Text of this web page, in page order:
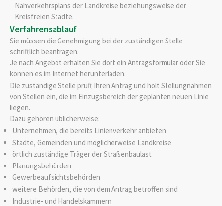
Nahverkehrsplans der Landkreise beziehungsweise der
Kreisfreien Städte.
Verfahrensablauf
Sie müssen die Genehmigung bei der zuständigen Stelle
schriftlich beantragen.
Je nach Angebot erhalten Sie dort ein Antragsformular oder Sie
können es im Internet herunterladen.
Die zuständige Stelle prüft Ihren Antrag und holt Stellungnahmen
von Stellen ein, die im Einzugsbereich der geplanten neuen Linie
liegen.
Dazu gehören üblicherweise:
Unternehmen, die bereits Linienverkehr anbieten
Städte, Gemeinden und möglicherweise Landkreise
örtlich zuständige Träger der Straßenbaulast
Planungsbehörden
Gewerbeaufsichtsbehörden
weitere Behörden, die von dem Antrag betroffen sind
Industrie- und Handelskammern